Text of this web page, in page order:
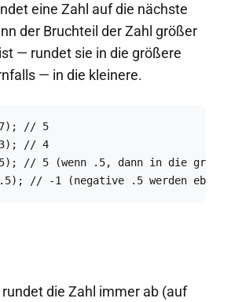
eine Zahl auf die nächste
der Bruchteil der Zahl größer
— rundet sie in die größere
— in die kleinere.
// 5
// 4
// 5 (wenn .5, dann in die
// -1 (negative .5 werden
die Zahl immer ab (auf